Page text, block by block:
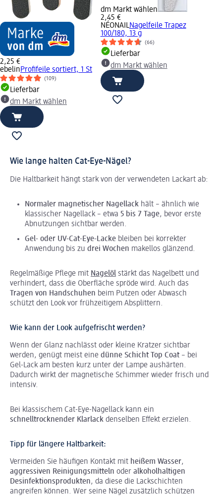
2,25 €
ebelinProfifeile sortiert, 1 St
(109)
Lieferbar
dm Markt wählen
dm Markt wählen
2,45 €
NÉONAILNagelfeile Trapez
100/180, 13 g
(66)
Lieferbar
dm Markt wählen
Wie lange halten Cat-Eye-Nägel?
Die Haltbarkeit hängt stark von der verwendeten Lackart ab:
Normaler magnetischer Nagellack hält – ähnlich wie
klassischer Nagellack – etwa 5 bis 7 Tage, bevor erste
Abnutzungen sichtbar werden.
Gel- oder UV-Cat-Eye-Lacke bleiben bei korrekter
Anwendung bis zu drei Wochen makellos glänzend.
Regelmäßige Pflege mit Nagelöl stärkt das Nagelbett und
verhindert, dass die Oberfläche spröde wird. Auch das
Tragen von Handschuhen beim Putzen oder Abwasch
schützt den Look vor frühzeitigem Absplittern.
Wie kann der Look aufgefrischt werden?
Wenn der Glanz nachlässt oder kleine Kratzer sichtbar
werden, genügt meist eine dünne Schicht Top Coat – bei
Gel-Lack am besten kurz unter der Lampe aushärten.
Dadurch wirkt der magnetische Schimmer wieder frisch und
intensiv.
Bei klassischem Cat-Eye-Nagellack kann ein
schnelltrocknender Klarlack denselben Effekt erzielen.
Tipp für längere Haltbarkeit:
Vermeiden Sie häufigen Kontakt mit heißem Wasser,
aggressiven Reinigungsmitteln oder alkoholhaltigen
Desinfektionsprodukten, da diese die Lackschichten
angreifen können. Wer seine Nägel zusätzlich schützen